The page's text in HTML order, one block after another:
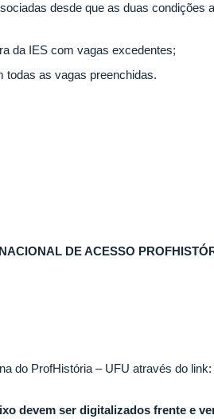
desde que as duas condições
da IES com vagas excedentes;
todas as vagas preenchidas.
DE ACESSO
do ProfHistória – UFU através do link:
devem ser digitalizados frente e